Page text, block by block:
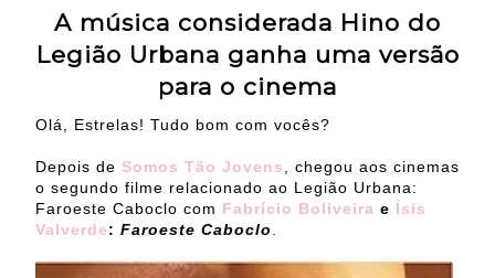
A música considerada Hino do
Legião Urbana ganha uma versão
para o cinema
Olá, Estrelas! Tudo bom com vocês?
Depois de Somos Tão Jovens
, chegou aos cinemas
o segundo filme relacionado ao Legião Urbana:
Faroeste Caboclo com Fabrício Boliveira e Ísis
Valverde: Faroeste Caboclo